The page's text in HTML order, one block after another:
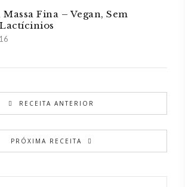
Massa Fina – Vegan, Sem
RECEITA ANTERIOR
PRÓXIMA RECEITA